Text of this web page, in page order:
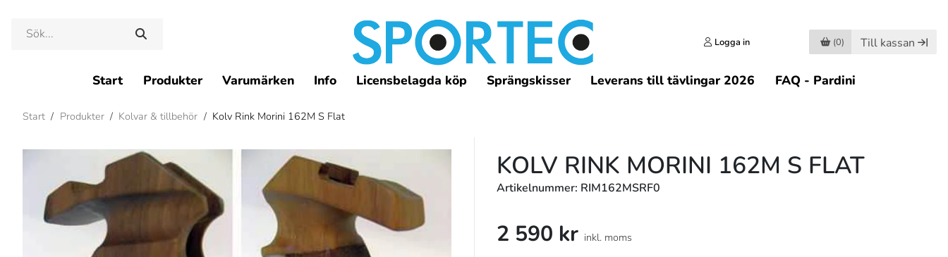
Logga in (0) Till kassan
Start Produkter Varumärken Info Licensbelagda köp Sprängskisser Leverans till tävlingar 2026 FAQ - Pardini
Start / Produkter / Kolvar & tillbehör / Kolv Rink Morini 162M S Flat
KOLV RINK MORINI 162M S FLAT
Artikelnummer: RIM162MSRF0
2 590 kr inkl. moms